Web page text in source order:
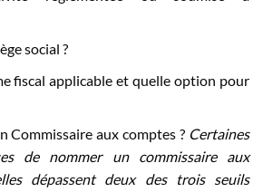
social ?
fiscal applicable et quelle option pour
Commissaire aux comptes ? Certaines
de nommer un commissaire aux
dépassent deux des trois seuils